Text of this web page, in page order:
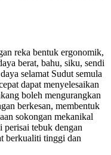
reka bentuk ergonomik,
berat, bahu, siku, sendi
selamat Sudut semula
dapat menyelesaikan
boleh mengurangkan
berkesan, membentuk
sokongan mekanikal
perisai tebuk dengan
berkualiti tinggi dan